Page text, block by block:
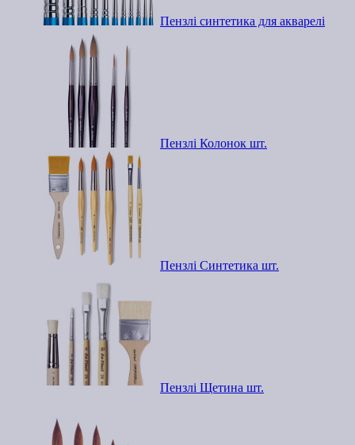
Пензлі синтетика для акварелі
Пензлі Колонок шт.
Пензлі Синтетика шт.
Пензлі Щетина шт.